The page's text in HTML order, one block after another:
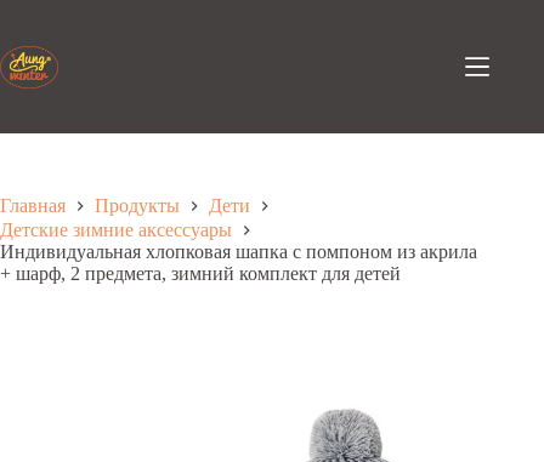
содержанию
Главная Продукты
Дети
Детские зимние аксессуары
Индивидуальная хлопковая шапка с помпоном из акрила
+ шарф, 2 предмета, зимний комплект для детей